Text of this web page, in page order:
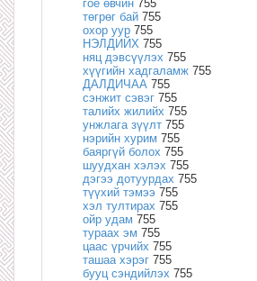
гоё өвчин 755
төгрөг бай 755
охор уур 755
НЭЛДИЙХ 755
няц дэвсүүлэх 755
хүүгийн хадгаламж 755
ДАЛДИЧАА 755
сэнжит сэвэг 755
талийх жилийх 755
унжлага зүүлт 755
нэрийн хурим 755
баяргүй болох 755
шуудхан хэлэх 755
дэгээ дотуурдах 755
түүхий тэмээ 755
хэл тултирах 755
ойр удам 755
тураах эм 755
цаас үрчийх 755
ташаа хэрэг 755
бууц сэндийлэх 755